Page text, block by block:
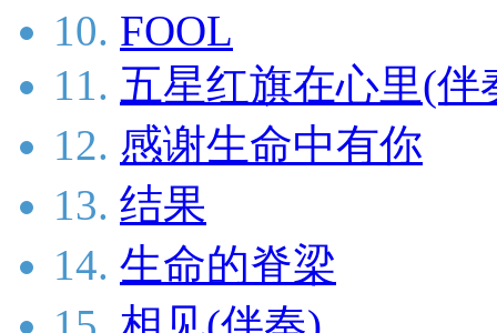
10. FOOL
11. 五星红旗在心里(伴
12. 感谢生命中有你
13. 结果
14. 生命的脊梁